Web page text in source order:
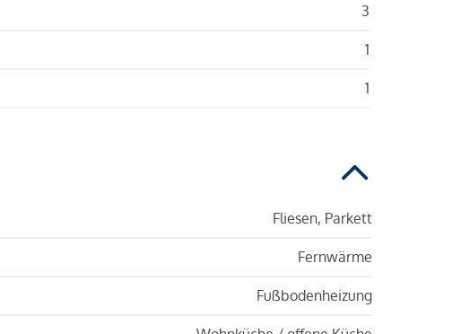
3
1
1
Fliesen, Parkett
Fernwärme
Fußbodenheizung